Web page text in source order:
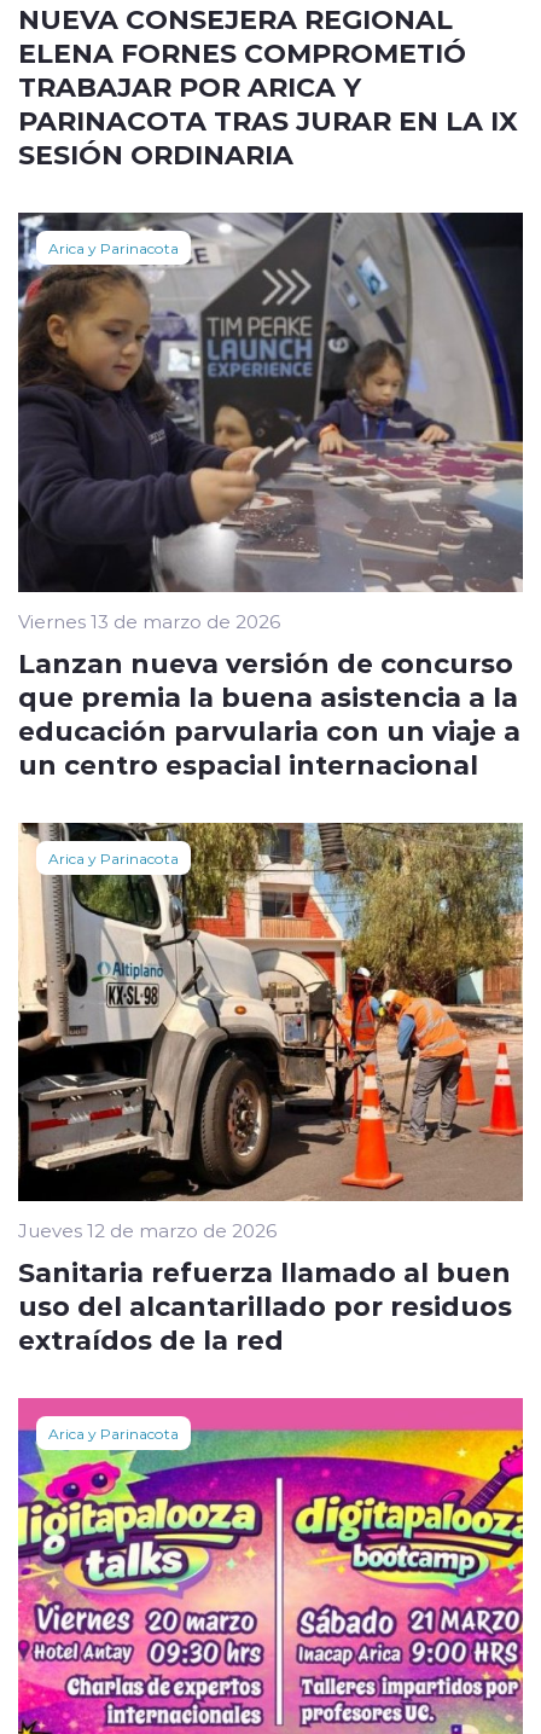
NUEVA CONSEJERA REGIONAL
ELENA FORNES COMPROMETIÓ
TRABAJAR POR ARICA Y
PARINACOTA TRAS JURAR EN LA IX
SESIÓN ORDINARIA
Arica y Parinacota
Viernes 13 de marzo de 2026
Lanzan nueva versión de concurso
que premia la buena asistencia a la
educación parvularia con un viaje a
un centro espacial internacional
Arica y Parinacota
Jueves 12 de marzo de 2026
Sanitaria refuerza llamado al buen
uso del alcantarillado por residuos
extraídos de la red
Arica y Parinacota